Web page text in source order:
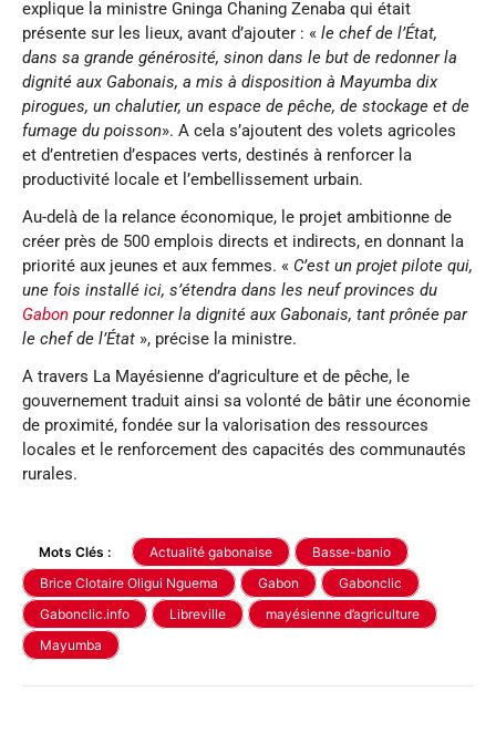
explique la ministre Gninga Chaning Zenaba qui était
présente sur les lieux, avant d’ajouter : « le chef de l’État,
dans sa grande générosité, sinon dans le but de redonner la
dignité aux Gabonais, a mis à disposition à Mayumba dix
pirogues, un chalutier, un espace de pêche, de stockage et de
fumage du poisson». A cela s’ajoutent des volets agricoles
et d’entretien d’espaces verts, destinés à renforcer la
productivité locale et l’embellissement urbain.
Au-delà de la relance économique, le projet ambitionne de
créer près de 500 emplois directs et indirects, en donnant la
priorité aux jeunes et aux femmes. « C’est un projet pilote qui,
une fois installé ici, s’étendra dans les neuf provinces du
Gabon pour redonner la dignité aux Gabonais, tant prônée par
le chef de l’État », précise la ministre.
A travers La Mayésienne d’agriculture et de pêche, le
gouvernement traduit ainsi sa volonté de bâtir une économie
de proximité, fondée sur la valorisation des ressources
locales et le renforcement des capacités des communautés
rurales.
Mots Clés : Actualité gabonaise
Basse-banio
Brice Clotaire Oligui Nguema
Gabon
Gabonclic
Gabonclic.info
Libreville
mayésienne d’agriculture
Mayumba